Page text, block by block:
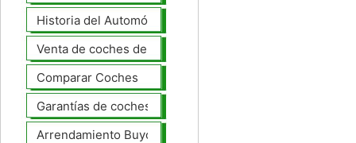
Historia del Automóvil
Venta de coches de lujo
Comparar Coches
Garantías de coches ampliado
Arrendamiento Buyout